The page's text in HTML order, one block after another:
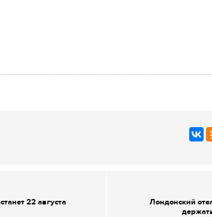
22 августа
Лондонский